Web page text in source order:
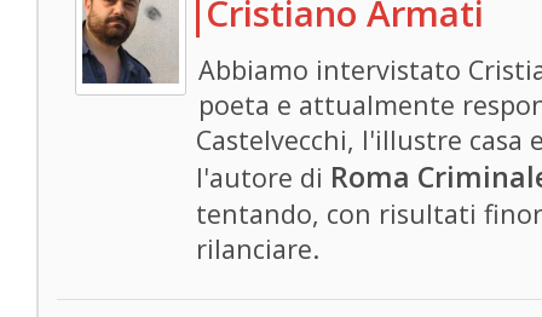
Cristiano Armati
Abbiamo intervistato
poeta e attualmente
Castelvecchi, l'illustre casa
l'autore di Roma
tentando, con risultati
rilanciare.